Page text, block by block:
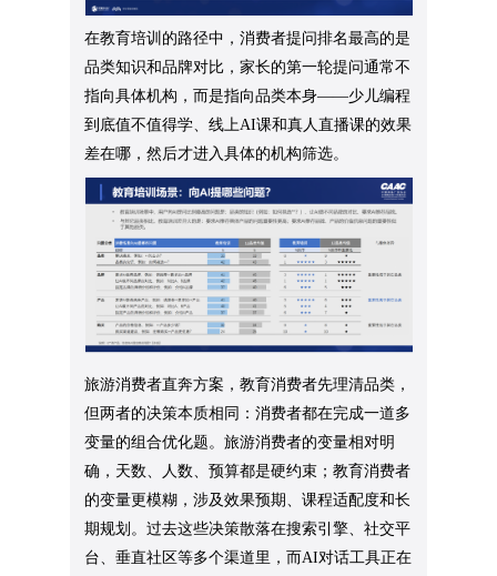
在教育培训的路径中，消费者提问排名最高的是
品类知识和品牌对比，家长的第一轮提问通常不
指向具体机构，而是指向品类本身——少儿编程
到底值不值得学、线上AI课和真人直播课的效果
差在哪，然后才进入具体的机构筛选。
旅游消费者直奔方案，教育消费者先理清品类，
但两者的决策本质相同：消费者都在完成一道多
变量的组合优化题。旅游消费者的变量相对明
确，天数、人数、预算都是硬约束；教育消费者
的变量更模糊，涉及效果预期、课程适配度和长
期规划。过去这些决策散落在搜索引擎、社交平
台、垂直社区等多个渠道里，而AI对话工具正在